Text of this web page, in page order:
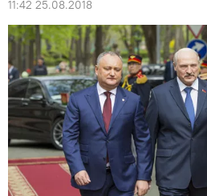
11:42 25.08.2018